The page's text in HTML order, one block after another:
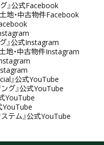
』公式Facebook
地・中古物件Facebook
』公式Instagram
地・中古物件Instagram
』公式YouTube
グ』公式YouTube
YouTube
YouTube
テム』公式YouTube